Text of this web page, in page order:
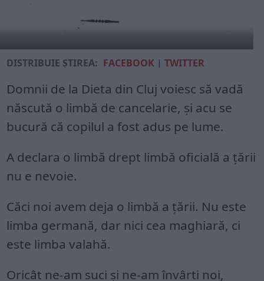
DISTRIBUIE ȘTIREA: FACEBOOK |TWITTER
Domnii de la Dieta din Cluj voiesc să vadă
născută o limbă de cancelarie, și acu se
bucură că copilul a fost adus pe lume.
A declara o limbă drept limbă oficială a țării
nu e nevoie.
Căci noi avem deja o limbă a țării. Nu este
limba germană, dar nici cea maghiară, ci
este limba valahă.
Oricât ne-am suci și ne-am învârti noi,